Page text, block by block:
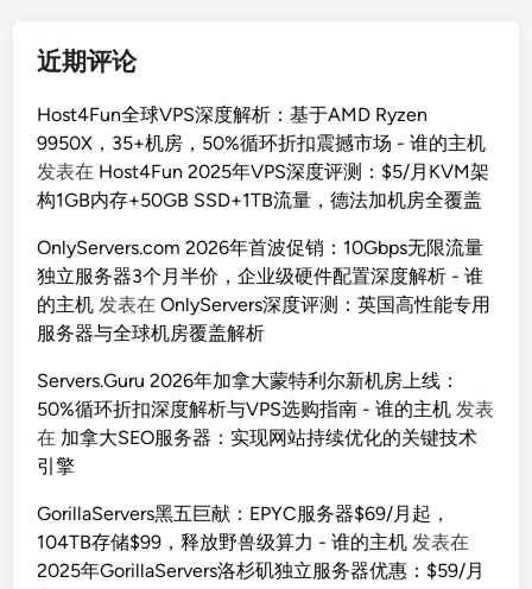
近期评论
Host4Fun全球VPS深度解析：基于AMD Ryzen
9950X，35+机房，50%循环折扣震撼市场 - 谁的主机
发表在 Host4Fun 2025年VPS深度评测：$5/月KVM架
构1GB内存+50GB SSD+1TB流量，德法加机房全覆盖
OnlyServers.com 2026年首波促销：10Gbps无限流量
独立服务器3个月半价，企业级硬件配置深度解析 - 谁
的主机 发表在OnlyServers深度评测：英国高性能专用
服务器与全球机房覆盖解析
Servers.Guru 2026年加拿大蒙特利尔新机房上线：
50%循环折扣深度解析与VPS选购指南 - 谁的主机 发表
在 加拿大SEO服务器：实现网站持续优化的关键技术
引擎
GorillaServers黑五巨献：EPYC服务器$69/月起，
104TB存储$99，释放野兽级算力 - 谁的主机 发表在
2025年GorillaServers洛杉矶独立服务器优惠：$59/月